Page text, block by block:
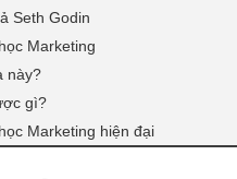
Seth Godin
Marketing
này?
gì?
Marketing hiện đại